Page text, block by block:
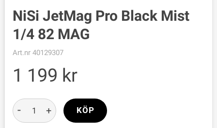
NiSi JetMag Pro Black Mist
1/4 82 MAG
Art.nr 40129307
1 199
- + KÖP